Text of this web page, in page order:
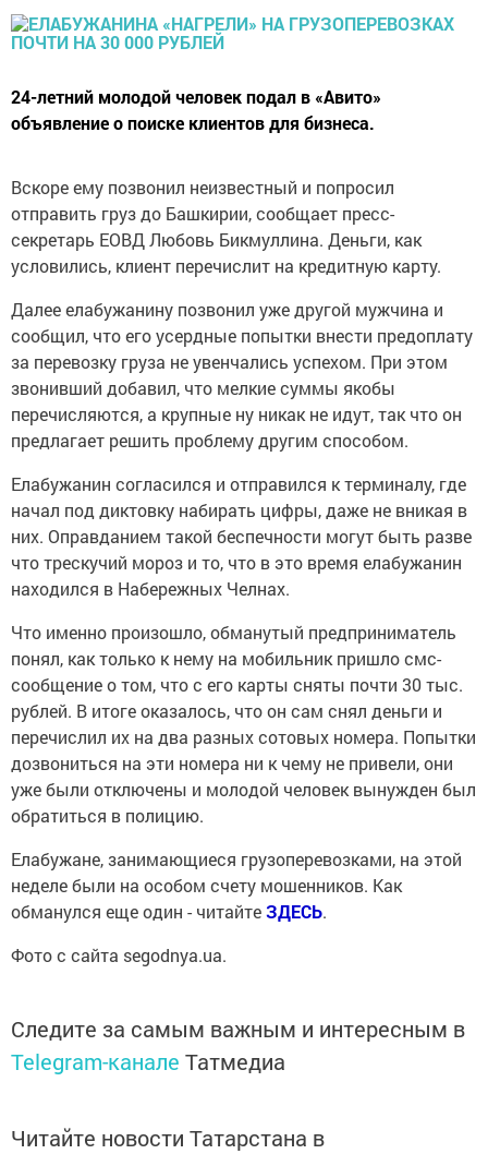
24-летний молодой человек подал в «Авито»
объявление о поиске клиентов для бизнеса.
Вскоре ему позвонил неизвестный и попросил
отправить груз до Башкирии, сообщает пресс-
секретарь ЕОВД Любовь Бикмуллина. Деньги, как
условились, клиент перечислит на кредитную карту.
Далее елабужанину позвонил уже другой мужчина и
сообщил, что его усердные попытки внести предоплату
за перевозку груза не увенчались успехом. При этом
звонивший добавил, что мелкие суммы якобы
перечисляются, а крупные ну никак не идут, так что он
предлагает решить проблему другим способом.
Елабужанин согласился и отправился к терминалу, где
начал под диктовку набирать цифры, даже не вникая в
них. Оправданием такой беспечности могут быть разве
что трескучий мороз и то, что в это время елабужанин
находился в Набережных Челнах.
Что именно произошло, обманутый предприниматель
понял, как только к нему на мобильник пришло смс-
сообщение о том, что с его карты сняты почти 30 тыс.
рублей. В итоге оказалось, что он сам снял деньги и
перечислил их на два разных сотовых номера. Попытки
дозвониться на эти номера ни к чему не привели, они
уже были отключены и молодой человек вынужден был
обратиться в полицию.
Елабужане, занимающиеся грузоперевозками, на этой
неделе были на особом счету мошенников. Как
обманулся еще один - читайтеЗДЕСЬ.
Фото с сайта segodnya.ua.
Следите за самым важным и интересным в
Telegram-канале Татмедиа
Читайте новости Татарстана в